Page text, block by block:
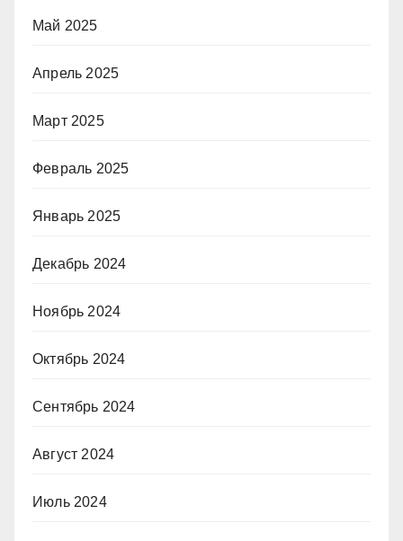
Май 2025
Апрель 2025
Март 2025
Февраль 2025
Январь 2025
Декабрь 2024
Ноябрь 2024
Октябрь 2024
Сентябрь 2024
Август 2024
Июль 2024